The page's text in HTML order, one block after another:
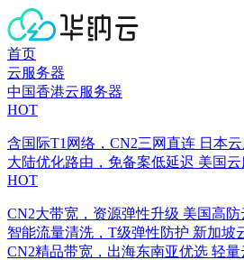
首页
云服务器
中国香港云服务器
HOT
含国际T1网络，CN2三网直连 日本
大陆优化路由，免备案低延迟 美国
HOT
CN2大带宽，资源弹性升级 美国高防
智能流量清洗，T级弹性防护 新加坡
CN2精品带宽，出海东南亚优选 轻量